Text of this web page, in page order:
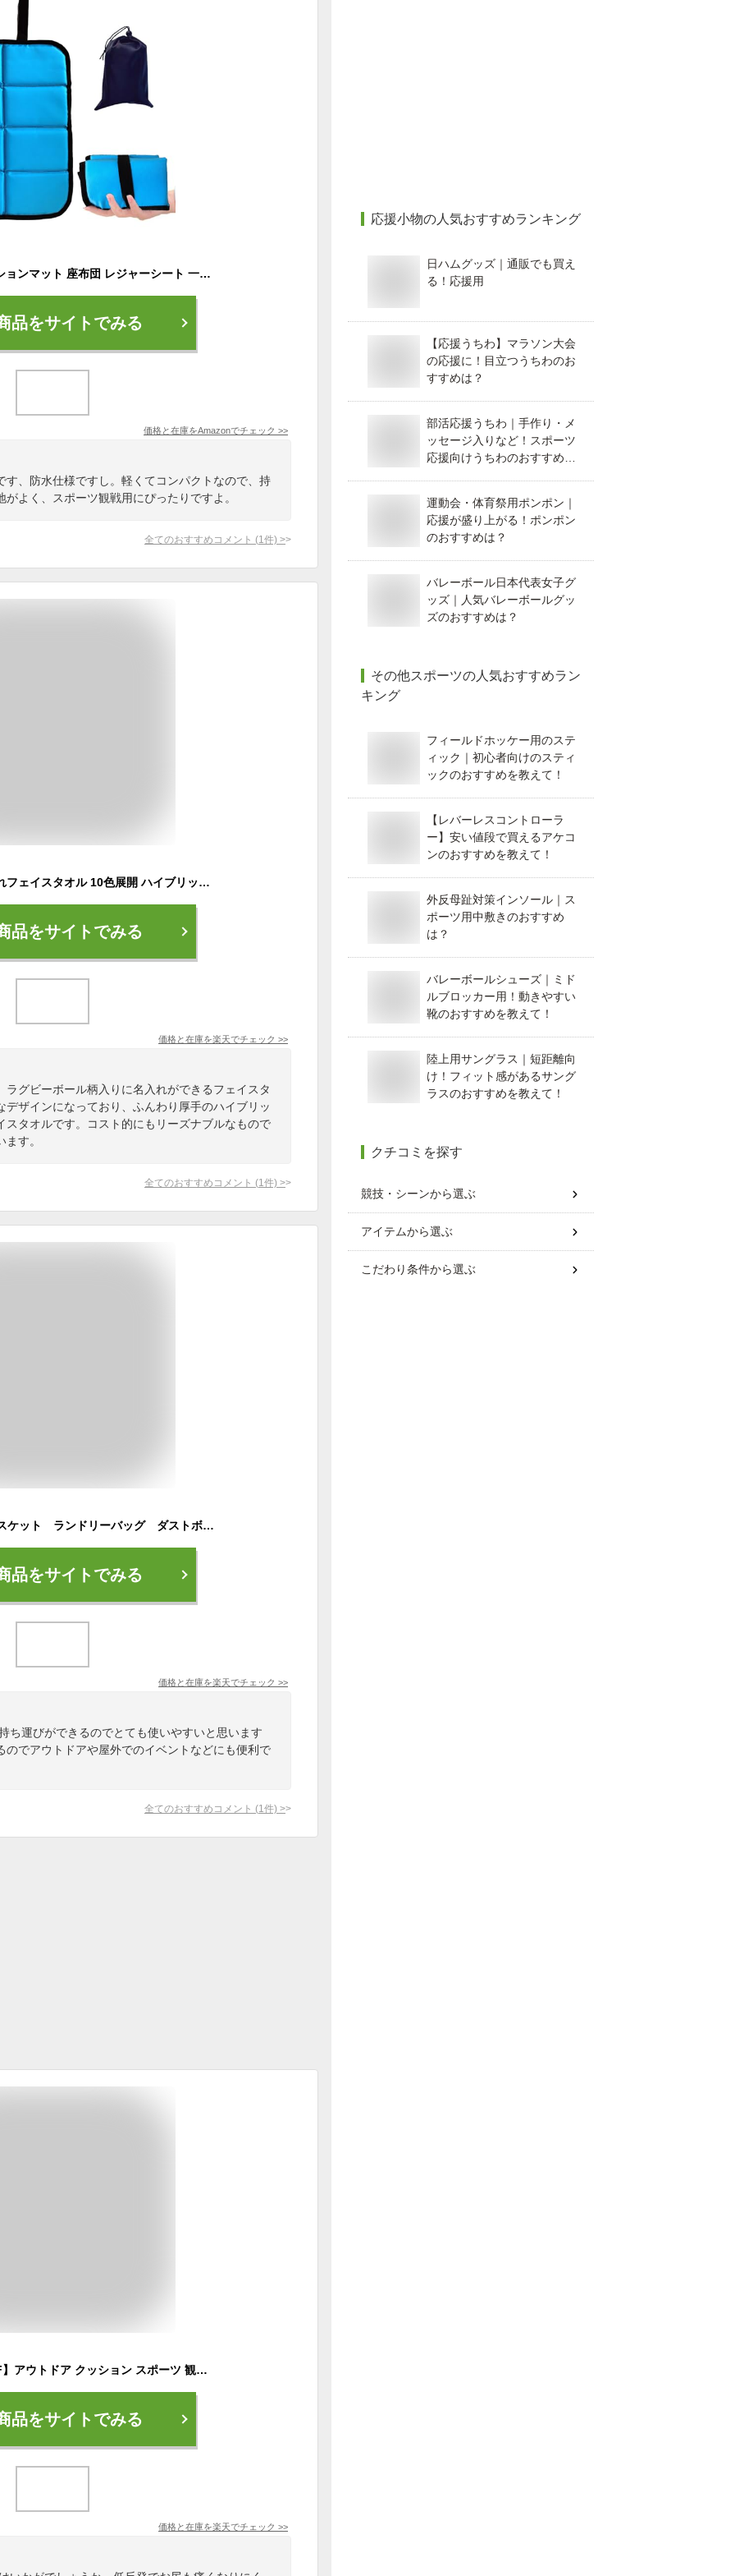
neeki 折り畳み クッションマット 座布団 レジャーシート 一人用 コンパクト 防水 防湿 断熱 衝撃緩和 汚れ防止 収納袋付き 軽量 持ち運び便利 スポーツ観戦 キャンプ ピクニック 運動会 登山 釣り アウトドア オックスフォード布製 水洗い可能 四季適用 (ブルー)
品をサイトでみる
価格と在庫をAmazonでチェック >>
す、防水仕様ですし。軽くてコンパクトなので、持
よく、スポーツ観戦用にぴったりですよ。
全てのおすすめコメント (1 件) >
ラグビーボール 名入れフェイスタオル 10色展開 ハイブリッドタオル 名入れ タオル スポーツタオル フェイスタオル お揃い 複数買い まとめ買い ふんわり厚手 フットボール ラグビーグッズ 応援グッズ プレゼント お祝い 贈り物
品をサイトでみる
価格と在庫を楽天でチェック >>
グビーボール柄入りに名入れができるフェイスタ
ザインになっており、ふんわり厚手のハイブリッ
スタオルです。コスト的にもリーズナブルなもので
す。
全てのおすすめコメント (1 件) >
SLOWER マルチバスケット ランドリーバッグ ダストボックス 防水 HANGSTOCK MULTIBASKET 収納 洗濯カゴ ゴミ箱 ワンショルダー バッグ クーラーボックス アウトドア キャンプ カー用品 洗車
品をサイトでみる
価格と在庫を楽天でチェック >>
ち運びができるのでとても使いやすいと思います
のでアウトドアや屋外でのイベントなどにも便利で
全てのおすすめコメント (1 件) >
【LINE追加で5％OFF】アウトドア クッション スポーツ 観戦 座布団 折りたたみ 尻 スタジアム マット 花火 携帯 持ち運び コンパクト 携帯クッション 折り畳み クッションマット ゲル クッション キャンプ 低反発 学校行事 お尻 痛くない 野球 洗える
品をサイトでみる
価格と在庫を楽天でチェック >>
応援小物の人気おすすめランキング
日ハムグッズ｜通販でも買え
る！応援用
【応援うちわ】マラソン大会
の応援に！目立つうちわのお
すすめは？
部活応援うちわ｜手作り・メ
ッセージ入りなど！スポーツ
応援向けうちわのおすすめ
運動会・体育祭用ポンポン｜
応援が盛り上がる！ポンポン
のおすすめは？
バレーボール日本代表女子グ
ッズ｜人気バレーボールグッ
ズのおすすめは？
その他スポーツの人気おすすめラン
キング
フィールドホッケー用のステ
ィック｜初心者向けのスティ
ックのおすすめを教えて！
【レバーレスコントローラ
ー】安い値段で買えるアケコ
ンのおすすめを教えて！
外反母趾対策インソール｜ス
ポーツ用中敷きのおすすめ
は？
バレーボールシューズ｜ミド
ルブロッカー用！動きやすい
靴のおすすめを教えて！
陸上用サングラス｜短距離向
け！フィット感があるサング
ラスのおすすめを教えて！
クチコミを探す
競技・シーンから選ぶ
アイテムから選ぶ
こだわり条件から選ぶ